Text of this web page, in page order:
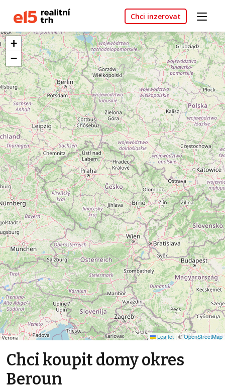
Chci inzerovat
+
−
Leaflet | ©OpenStreetMap
Chci koupit domy okres
Beroun